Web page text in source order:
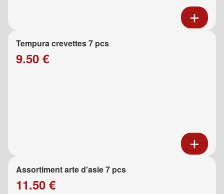
Tempura crevettes 7 pcs
9.50 €
Assortiment arte d'asie 7 pcs
11.50 €